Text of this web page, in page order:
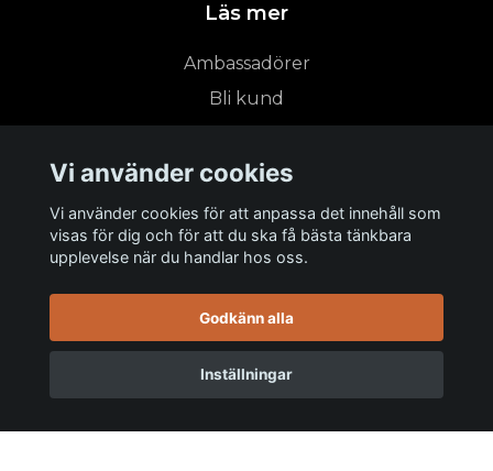
Läs mer
Ambassadörer
Bli kund
Köpvillkor
Hållbarhet & miljöansvar
Returpolicy & Byte
Sportswear
Teamwear
Våra tjänster
Vi använder cookies
Vi använder cookies för att anpassa det innehåll som
visas för dig och för att du ska få bästa tänkbara
upplevelse när du handlar hos oss.
Godkänn alla
Inställningar